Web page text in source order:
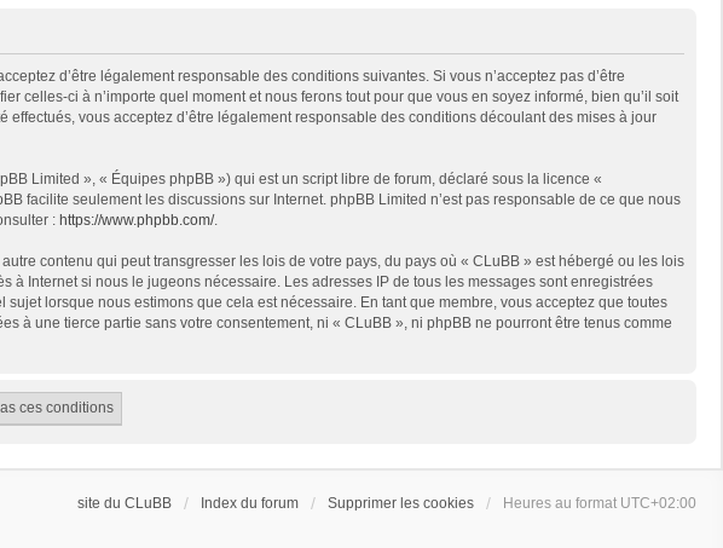
d’être légalement responsable des conditions suivantes. Si vous n’acceptez pas d’être
celles-ci à n’importe quel moment et nous ferons tout pour que vous en soyez informé, bien qu’il soit
vous acceptez d’être légalement responsable des conditions découlant des mises à jour
Limited », « Équipes phpBB ») qui est un script libre de forum, déclaré sous la licence «
facilite seulement les discussions sur Internet. phpBB Limited n’est pas responsable de ce que nous
: https://www.phpbb.com/.
contenu qui peut transgresser les lois de votre pays, du pays où « CLuBB » est hébergé ou les lois
Internet si nous le jugeons nécessaire. Les adresses IP de tous les messages sont enregistrées
lorsque nous estimons que cela est nécessaire. En tant que membre, vous acceptez que toutes
à une tierce partie sans votre consentement, ni « CLuBB », ni phpBB ne pourront être tenus comme
site du CLuBB Index du forum Supprimer les cookies Heures au format UTC+02:00